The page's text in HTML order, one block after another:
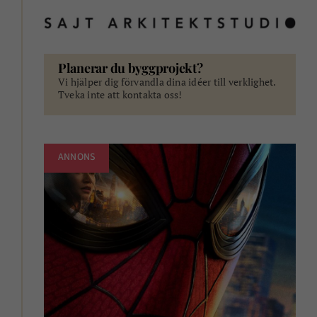
Planerar du byggprojekt?
Vi hjälper dig förvandla dina idéer till verklighet.
Tveka inte att kontakta oss!
ANNONS